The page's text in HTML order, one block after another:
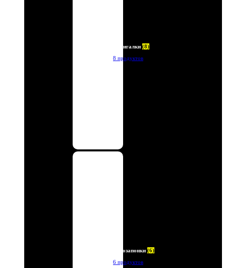
Зажигалки (8)
8 продуктов
Автозапонки (6)
6 продуктов